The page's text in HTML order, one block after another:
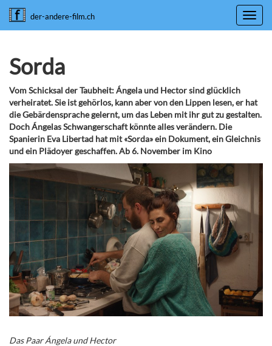
der-andere-film.ch
Sorda
Vom Schicksal der Taubheit: Ángela und Hector sind glücklich
verheiratet. Sie ist gehörlos, kann aber von den Lippen lesen, er hat
die Gebärdensprache gelernt, um das Leben mit ihr gut zu gestalten.
Doch Ángelas Schwangerschaft könnte alles verändern. Die
Spanierin Eva Libertad hat mit «Sorda» ein Dokument, ein Gleichnis
und ein Plädoyer geschaffen. Ab 6. November im Kino
Das Paar Ángela und Hector